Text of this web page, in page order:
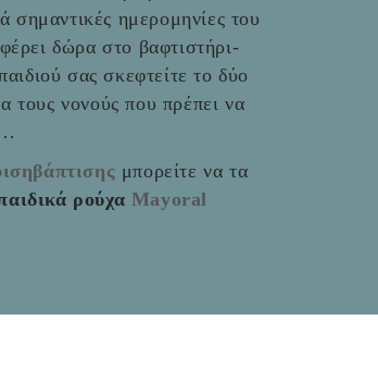
ημερομηνίες του
δώρα στο βαφτιστήρι-
σας σκεφτείτε το δύο
τους νονούς που πρέπει να
μπορείτε να τα
ρούχα Mayoral